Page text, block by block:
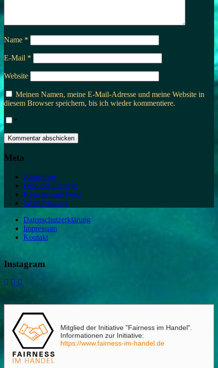
Name *
E-Mail *
Website
Meinen Namen, meine E-Mail-Adresse und meine Website in
diesem Browser speichern, bis ich wieder kommentiere.
*
Meta
Anmelden
Feed der Einträge
Kommentare-Feed
WordPress.org
Datenschutzerklärung
Impressum
Kontakt
Instagram
Mitglied der Initiative "Fairness im Handel".
Informationen zur Initiative:
https://www.fairness-im-handel.de